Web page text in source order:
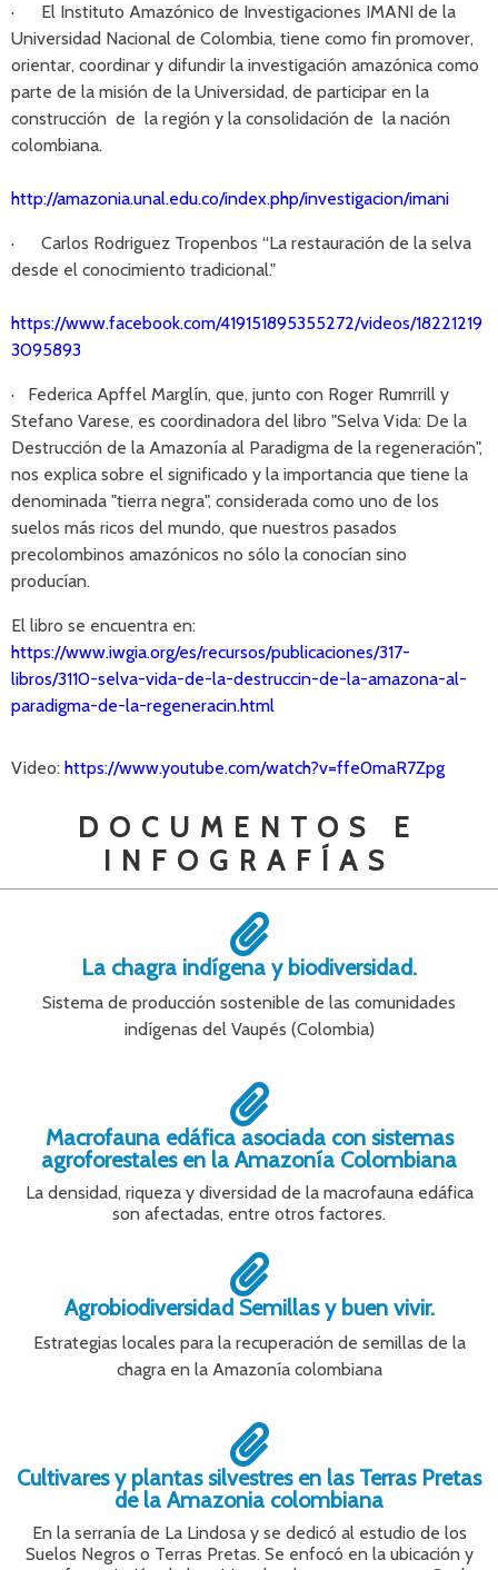
· El Instituto Amazónico de Investigaciones IMANI de la
Universidad Nacional de Colombia, tiene como fin promover,
orientar, coordinar y difundir la investigación amazónica como
parte de la misión de la Universidad, de participar en la
construcción de la región y la consolidación de la nación
colombiana.
http://amazonia.unal.edu.co/index.php/investigacion/imani
· Carlos Rodriguez Tropenbos “La restauración de la selva
desde el conocimiento tradicional."
https://www.facebook.com/419151895355272/videos/18221219
3095893
· Federica Apffel Marglín, que, junto con Roger Rumrrill y
Stefano Varese, es coordinadora del libro "Selva Vida: De la
Destrucción de la Amazonía al Paradigma de la regeneración",
nos explica sobre el significado y la importancia que tiene la
denominada "tierra negra", considerada como uno de los
suelos más ricos del mundo, que nuestros pasados
precolombinos amazónicos no sólo la conocían sino
producían.
El libro se encuentra en:
https://www.iwgia.org/es/recursos/publicaciones/317-
libros/3110-selva-vida-de-la-destruccin-de-la-amazona-al-
paradigma-de-la-regeneracin.html
Video: https://www.youtube.com/watch?v=ffe0maR7Zpg
DOCUMENTOS E
INFOGRAFÍAS
La chagra indígena y biodiversidad.
Sistema de producción sostenible de las comunidades
indígenas del Vaupés (Colombia)
Macrofauna edáfica asociada con sistemas
agroforestales en la Amazonía Colombiana
La densidad, riqueza y diversidad de la macrofauna edáfica
son afectadas, entre otros factores.
Agrobiodiversidad Semillas y buen vivir.
Estrategias locales para la recuperación de semillas de la
chagra en la Amazonía colombiana
Cultivares y plantas silvestres en las Terras Pretas
de la Amazonia colombiana
En la serranía de La Lindosa y se dedicó al estudio de los
Suelos Negros o Terras Pretas. Se enfocó en la ubicación y